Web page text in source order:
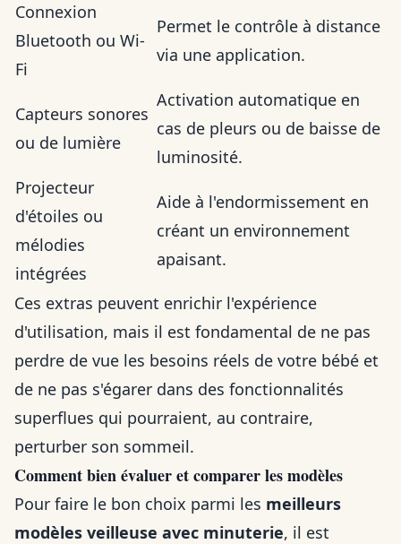
Connexion
Bluetooth ou Wi-
Fi
Permet le contrôle à distance
via une application.
Capteurs sonores
ou de lumière
Activation automatique en
cas de pleurs ou de baisse de
luminosité.
Projecteur
d'étoiles ou
mélodies
intégrées
Aide à l'endormissement en
créant un environnement
apaisant.
Ces extras peuvent enrichir l'expérience
d'utilisation, mais il est fondamental de ne pas
perdre de vue les besoins réels de votre bébé et
de ne pas s'égarer dans des fonctionnalités
superflues qui pourraient, au contraire,
perturber son sommeil.
Comment bien évaluer et comparer les modèles
Pour faire le bon choix parmi les meilleurs
modèles veilleuse avec minuterie, il est